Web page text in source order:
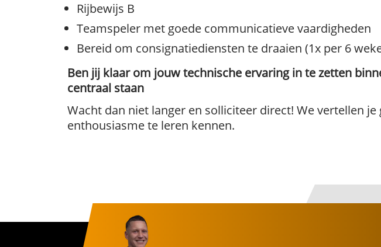
Rijbewijs B
Teamspeler met goede communicatieve vaardigheden
Bereid om consignatiediensten te draaien (1x per 6
Ben jij klaar om jouw technische ervaring in te zetten
centraal staan
Wacht dan niet langer en solliciteer direct! We vertellen
enthousiasme te leren kennen.